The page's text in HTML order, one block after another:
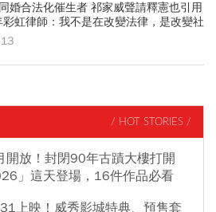
婚合法化催生者 祁家威聲請釋憲也引用
虹律師：我不是在改變法律，是改變社
/ HOT STORIES /
開放！封閉90年古蹟大樓打開
」這天登場，16件作品必看
上映！威秀影城特典、預售套